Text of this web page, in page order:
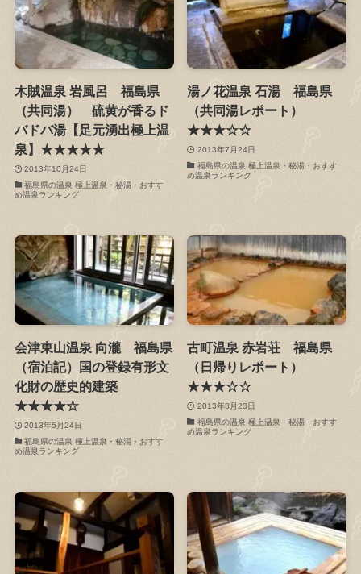
木賊温泉 岩風呂 福島県
（共同湯） 硫黄が香るド
バドバ湯【足元湧出極上温
泉】★★★★★
2013年10月24日
福島県の温泉 極上温泉・秘湯・おすす
め温泉ランキング
湯ノ花温泉 石湯 福島県
（共同湯レポート）
★★★☆☆
2013年7月24日
福島県の温泉 極上温泉・秘湯・おすす
め温泉ランキング
会津東山温泉 向瀧 福島県
（宿泊記）国の登録有形文
化財の歴史的建築
★★★★☆
2013年5月24日
福島県の温泉 極上温泉・秘湯・おすす
め温泉ランキング
古町温泉 赤岩荘 福島県
（日帰りレポート）
★★★☆☆
2013年3月23日
福島県の温泉 極上温泉・秘湯・おすす
め温泉ランキング